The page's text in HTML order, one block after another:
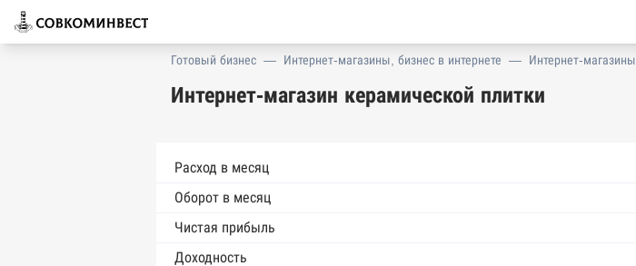
Готовый бизнес — Интернет-магазины, бизнес в интернете — Интернет-магазины
Интернет-магазин керамической плитки
Расход в месяц
Оборот в месяц
Чистая прибыль
Доходность